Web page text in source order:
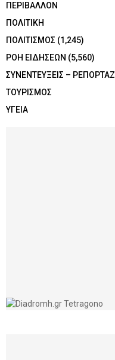
ΠΕΡΙΒΑΛΛΟΝ
ΠΟΛΙΤΙΚΗ
ΠΟΛΙΤΙΣΜΟΣ (1,245)
ΡΟΗ ΕΙΔΗΣΕΩΝ (5,560)
ΣΥΝΕΝΤΕΥΞΕΙΣ – ΡΕΠΟΡΤΑΖ
ΤΟΥΡΙΣΜΟΣ
ΥΓΕΙΑ